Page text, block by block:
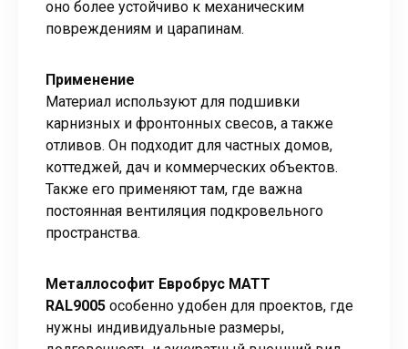
оно более устойчиво к механическим
повреждениям и царапинам.
Применение
Материал используют для подшивки
карнизных и фронтонных свесов, а также
отливов. Он подходит для частных домов,
коттеджей, дач и коммерческих объектов.
Также его применяют там, где важна
постоянная вентиляция подкровельного
пространства.
Металлософит Евробрус MATT
RAL9005 особенно удобен для проектов, где
нужны индивидуальные размеры,